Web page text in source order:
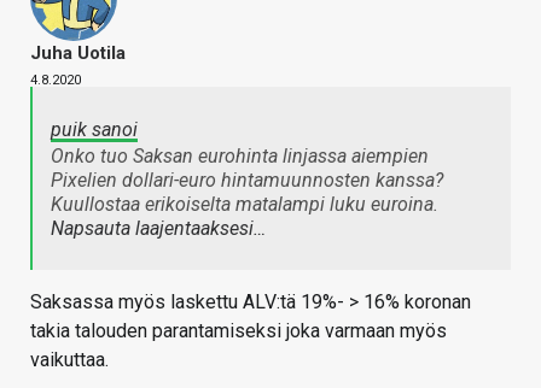
Juha Uotila
4.8.2020
puik sanoi
Onko tuo Saksan eurohinta linjassa aiempien
Pixelien dollari-euro hintamuunnosten kanssa?
Kuullostaa erikoiselta matalampi luku euroina.
Napsauta laajentaaksesi…
Saksassa myös laskettu ALV:tä 19%- > 16% koronan
takia talouden parantamiseksi joka varmaan myös
vaikuttaa.